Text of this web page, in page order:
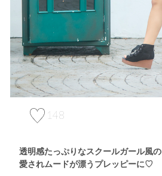
148
透明感たっぷりなスクールガール風の
愛されムードが漂うプレッピーに♡